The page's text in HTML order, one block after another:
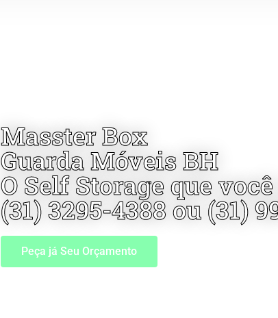
Masster Box
Guarda Móveis BH
O Self Storage que
(31) 3295-4388 ou (31)
Peça já Seu Orçamento